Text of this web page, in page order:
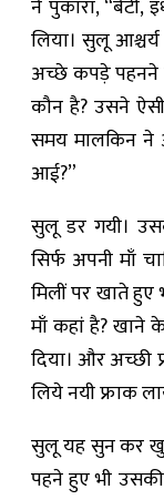
ने पुकारा,
लिया। सुलू
अच्छे कपड़े पहनने
कौन है? उसने
समय मालकिन ने
आई?”
सुलू डर गयी।
सिर्फ अपनी माँ
मिलीं पर खाते हुए
माँ कहां है? खाने
दिया। और अच्छी
लिये नयी फ्राक
सुलू यह सुन कर खुश
पहने हुए भी